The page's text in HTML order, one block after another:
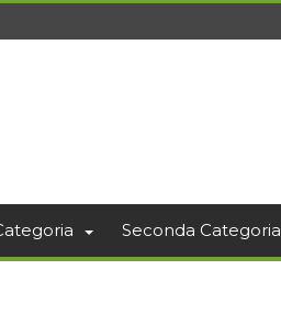
Seconda Categoria